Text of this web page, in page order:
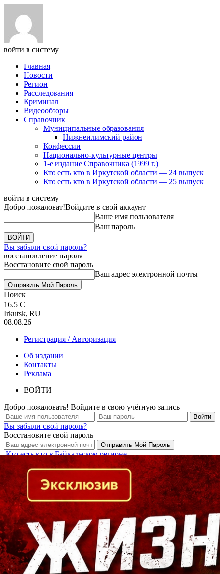
войти в систему
Главная
Новости
Регион
Расследования
Криминал
Видеообзоры
Справочник
Муниципальные образования
Нижнеилимский район
Конфессии
Национально-культурные центры
1-е издание Справочника (1999 г.)
Кто есть кто в Иркутской области — 24 выпуск
Кто есть кто в Иркутской области — 25 выпуск
войти в систему
Добро пожаловат!Войдите в свой аккаунт
Ваше имя пользователя
Ваш пароль
Вы забыли свой пароль?
восстановление пароля
Восстановите свой пароль
Ваш адрес электронной почты
Поиск
16.5 C
Irkutsk, RU
08.08.26
Регистрация / Авторизация
Об издании
Контакты
Реклама
ВОЙТИ
Добро пожаловать! Войдите в свою учётную запись
Вы забыли свой пароль?
Восстановите свой пароль
Кто есть кто в Байкальском регионе